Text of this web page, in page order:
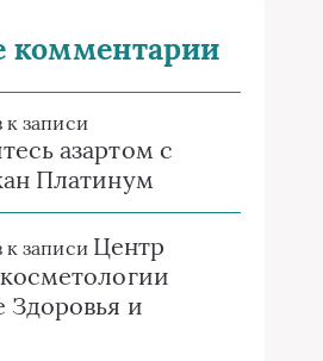
комментарии
к записи
азартом с
Платинум
к записи Центр
Здоровья и